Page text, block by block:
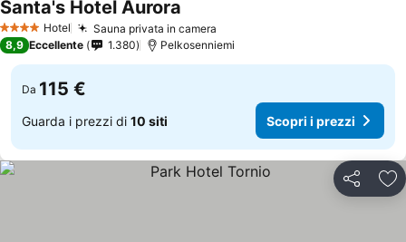
4 Stelle Hotel Sauna privata in camera
Santa's Hotel Aurora
8,9 Eccellente 1.380 Pelkosenniemi
Da 115 €
Guarda i prezzi di 10 siti Scopri i prezzi
Condividi